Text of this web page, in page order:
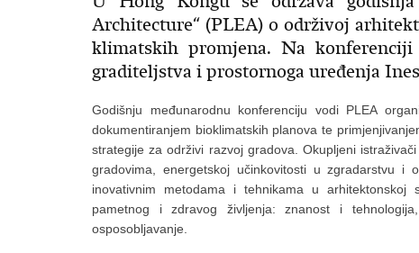
Architecture“ (PLEA) o održivoj
klimatskih promjena. Na
graditeljstva i prostornoga uređenja
Godišnju međunarodnu konferenciju vodi PLEA
dokumentiranjem bioklimatskih planova te
strategije za održivi razvoj gradova. Okupljeni
gradovima, energetskoj učinkovitosti u zgradarstvu i
inovativnim metodama i tehnikama u
pametnog i zdravog življenja: znanost i
osposobljavanje.